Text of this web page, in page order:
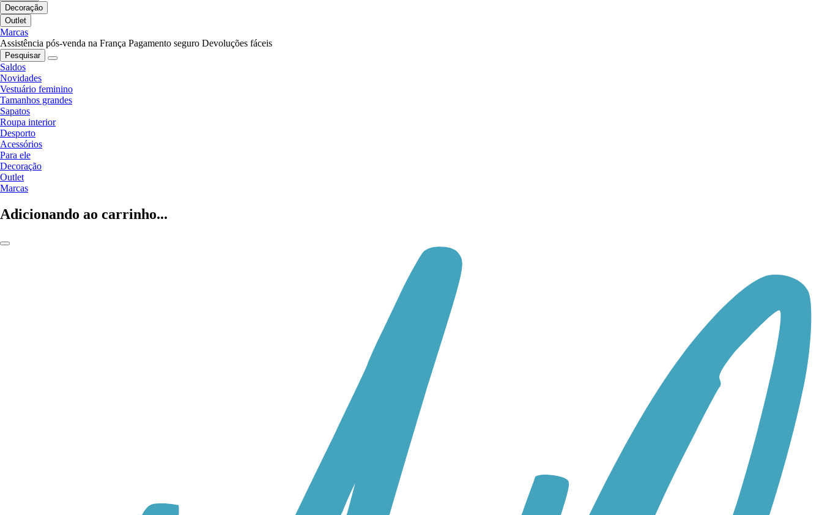
Decoração
Outlet
Marcas
Assistência pós-venda na França Pagamento seguro Devoluções fáceis
Pesquisar
Saldos
Novidades
Vestuário feminino
Tamanhos grandes
Sapatos
Roupa interior
Desporto
Acessórios
Para ele
Decoração
Outlet
Marcas
Adicionando ao carrinho...